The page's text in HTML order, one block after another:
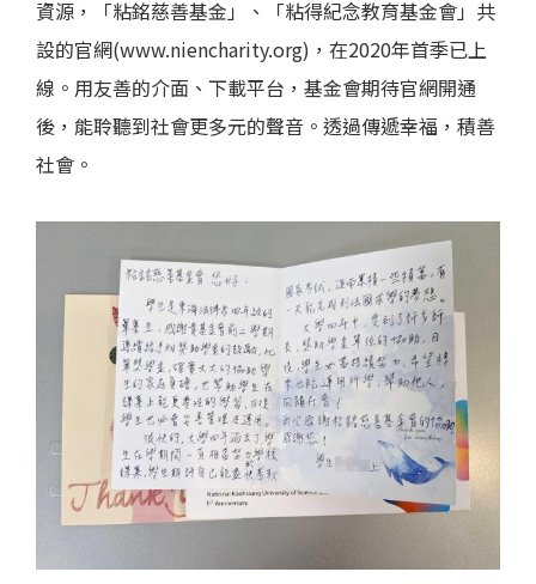
資源，「粘銘慈善基金」、「粘得紀念教育基金會」共
設的官網(www.niencharity.org)，在2020年首季已上
線。用友善的介面、下載平台，基金會期待官網開通
後，能聆聽到社會更多元的聲音。透過傳遞幸福，積善
社會。